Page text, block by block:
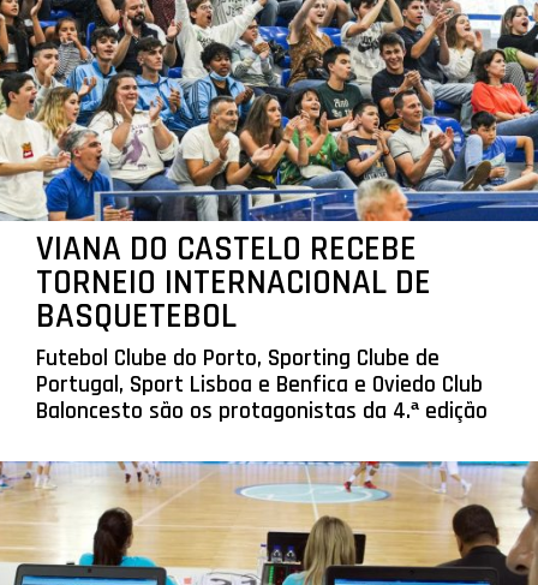
VIANA DO CASTELO RECEBE
TORNEIO INTERNACIONAL DE
BASQUETEBOL
Futebol Clube do Porto, Sporting Clube de
Portugal, Sport Lisboa e Benfica e Oviedo Club
Baloncesto são os protagonistas da 4.ª edição